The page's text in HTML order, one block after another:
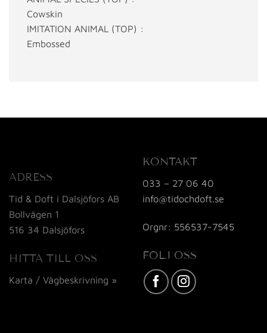
Cowskin
IMITATION ANIMAL (TOP) :
Embossed
ADRESS
Tid & Doft i Dalsjöfors AB
Bollvägen 1
516 34 Dalsjöfors
HITTA TILL OSS
Karta / Vägbeskrivning »
KONTAKT
033 – 27 06 40
info@tidochdoft.se
Orgnr: 556537-7545
FÖLJ OSS